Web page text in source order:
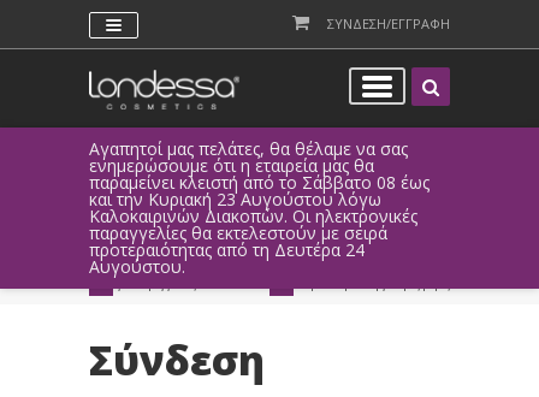
ΣΥΝΔΕΣΗ/ΕΓΓΡΑΦΗ
Αγαπητοί μας πελάτες, θα θέλαμε να σας
ενημερώσουμε ότι η εταιρεία μας θα
παραμείνει κλειστή από το Σάββατο 08 έως
και την Κυριακή 23 Αυγούστου λόγω
Καλοκαιρινών Διακοπών. Οι ηλεκτρονικές
παραγγελίες θα εκτελεστούν με σειρά
προτεραιότητας από τη Δευτέρα 24
Αυγούστου.
ΑΜΕΣΗ ΣΥΝΔΕΣΗ
Facebook, Gmail
ή ως επισκέπτης
ΕΥΚΟΛΕΣ ΑΓΟΡΕΣ
με ευέλικτους τρόπους
πληρωμής
ΔΩΡΕΑΝ ΠΑΡΑΔΟΣΗ
Σύνδεση